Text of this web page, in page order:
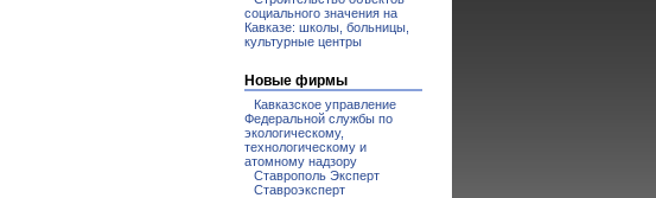
социального значения на
Кавказе: школы, больницы,
культурные центры
Новые фирмы
Кавказское управление
Федеральной службы по
экологическому,
технологическому и
атомному надзору
Ставрополь Эксперт
Ставроэксперт